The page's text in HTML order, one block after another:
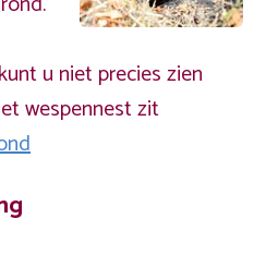
u niet precies zien
wespennest zit